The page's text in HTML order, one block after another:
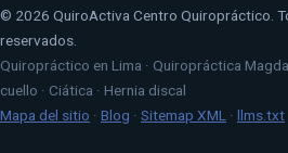
© 2026 QuiroActiva Centro Quiropráctico.
reservados.
Quiropráctico en Lima · Quiropráctica
cuello · Ciática · Hernia discal
Mapa del sitio · Blog · Sitemap XML · llms.txt